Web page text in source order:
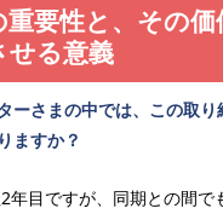
要性と、その価
せる意義
ーさまの中では、この取
ますか？
年目ですが、同期との間で